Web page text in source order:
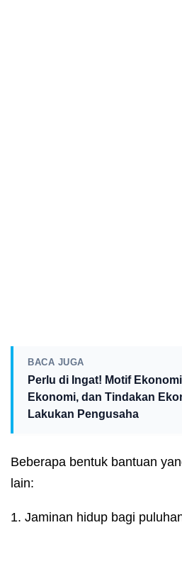
BACA JUGA
Perlu di Ingat! Motif
Ekonomi, dan Tindakan
Lakukan Pengusaha
Beberapa bentuk bantuan
lain:
1. Jaminan hidup bagi